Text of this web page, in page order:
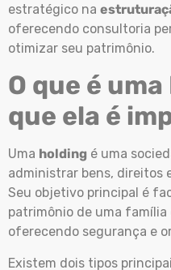
estratégico na
oferecendo consultoria
otimizar seu patrimônio.
O que é
que ela é
Uma holding é uma
administrar bens, direitos
Seu objetivo principal é
patrimônio de uma família
oferecendo segurança e
Existem dois tipos